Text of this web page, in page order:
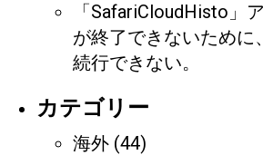
「SafariCloudHisto」
が終了できないために
続行できない。
カテゴリー
海外 (44)